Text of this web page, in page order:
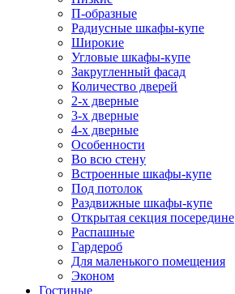
П-образные
Радиусные шкафы-купе
Широкие
Угловые шкафы-купе
Закругленный фасад
Количество дверей
2-х дверные
3-х дверные
4-х дверные
Особенности
Во всю стену
Встроенные шкафы-купе
Под потолок
Раздвижные шкафы-купе
Открытая секция посередине
Распашные
Гардероб
Для маленького помещения
Эконом
Гостиные